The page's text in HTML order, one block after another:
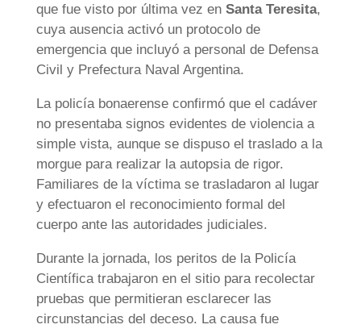
que fue visto por última vez en Santa Teresita,
cuya ausencia activó un protocolo de
emergencia que incluyó a personal de Defensa
Civil y Prefectura Naval Argentina.
La policía bonaerense confirmó que el cadáver
no presentaba signos evidentes de violencia a
simple vista, aunque se dispuso el traslado a la
morgue para realizar la autopsia de rigor.
Familiares de la víctima se trasladaron al lugar
y efectuaron el reconocimiento formal del
cuerpo ante las autoridades judiciales.
Durante la jornada, los peritos de la Policía
Científica trabajaron en el sitio para recolectar
pruebas que permitieran esclarecer las
circunstancias del deceso. La causa fue